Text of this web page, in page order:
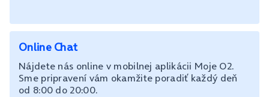
Online Chat
Nájdete nás online v mobilnej aplikácii Moje O2.
Sme pripravení vám okamžite poradiť každý deň
od 8:00 do 20:00.